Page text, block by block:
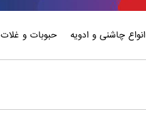
انواع چاشنی و ادویه حبوبات و غلات